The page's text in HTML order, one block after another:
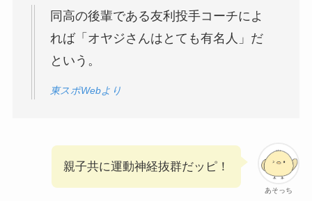
同高の後輩である友利投手コーチによ
れば「オヤジさんはとても有名人」だ
という。
東スポWebより
あそっち
親子共に運動神経抜群だッピ！